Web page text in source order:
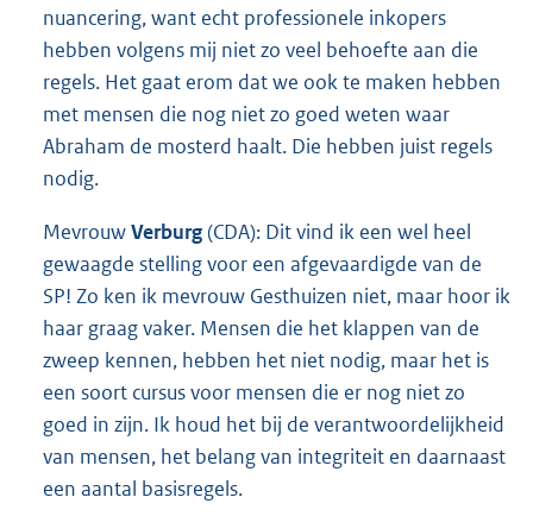
nuancering, want echt professionele inkopers
hebben volgens mij niet zo veel behoefte aan die
regels. Het gaat erom dat we ook te maken hebben
met mensen die nog niet zo goed weten waar
Abraham de mosterd haalt. Die hebben juist regels
nodig.
MevrouwVerburg(CDA): Dit vind ik een wel heel
gewaagde stelling voor een afgevaardigde van de
SP! Zo ken ik mevrouw Gesthuizen niet, maar hoor ik
haar graag vaker. Mensen die het klappen van de
zweep kennen, hebben het niet nodig, maar het is
een soort cursus voor mensen die er nog niet zo
goed in zijn. Ik houd het bij de verantwoordelijkheid
van mensen, het belang van integriteit en daarnaast
een aantal basisregels.